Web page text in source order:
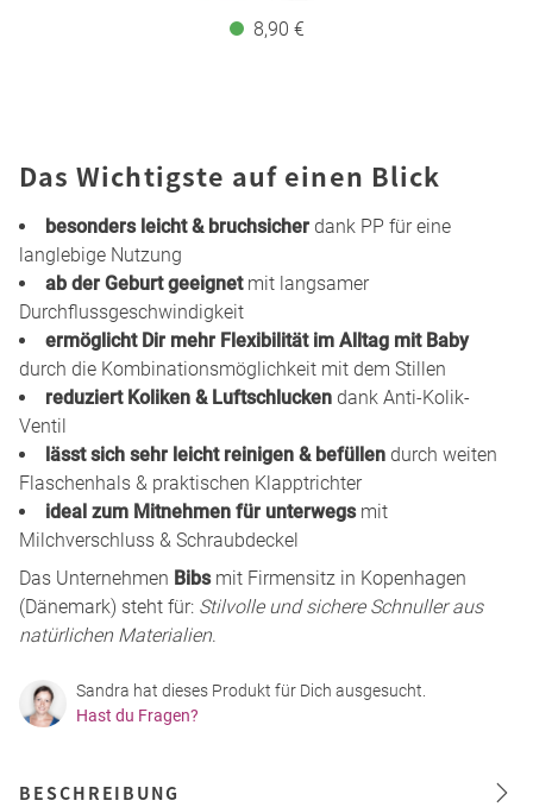
8,90 €
Das Wichtigste auf einen Blick
besonders leicht & bruchsicher dank PP für eine
langlebige Nutzung
ab der Geburt geeignetmit langsamer
Durchflussgeschwindigkeit
ermöglicht Dir mehr Flexibilität im Alltag mit Baby
durch die Kombinationsmöglichkeit mit dem Stillen
reduziert Koliken & Luftschlucken dank Anti-Kolik-
Ventil
lässt sich sehr leicht reinigen & befüllen durch weiten
Flaschenhals & praktischen Klapptrichter
ideal zum Mitnehmen für unterwegsmit
Milchverschluss & Schraubdeckel
Das Unternehmen Bibsmit Firmensitz in Kopenhagen
(Dänemark) steht für: Stilvolle und sichere Schnuller aus
natürlichen Materialien.
Sandra hat dieses Produkt für Dich ausgesucht.
Hast du Fragen?
BESCHREIBUNG